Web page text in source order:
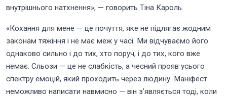
внутрішнього натхнення», — говорить Тіна Кароль.
«Кохання для мене — це почуття, яке не підлягає жодним
законам тяжіння і не має меж у часі. Ми відчуваємо його
однаково сильно і до тих, хто поруч, і до тих, кого вже
немає. Сльози — це не слабкість, а чесний прояв усього
спектру емоцій, який проходить через людину. Маніфест
неможливо написати навмисно — він з’являється тоді, коли